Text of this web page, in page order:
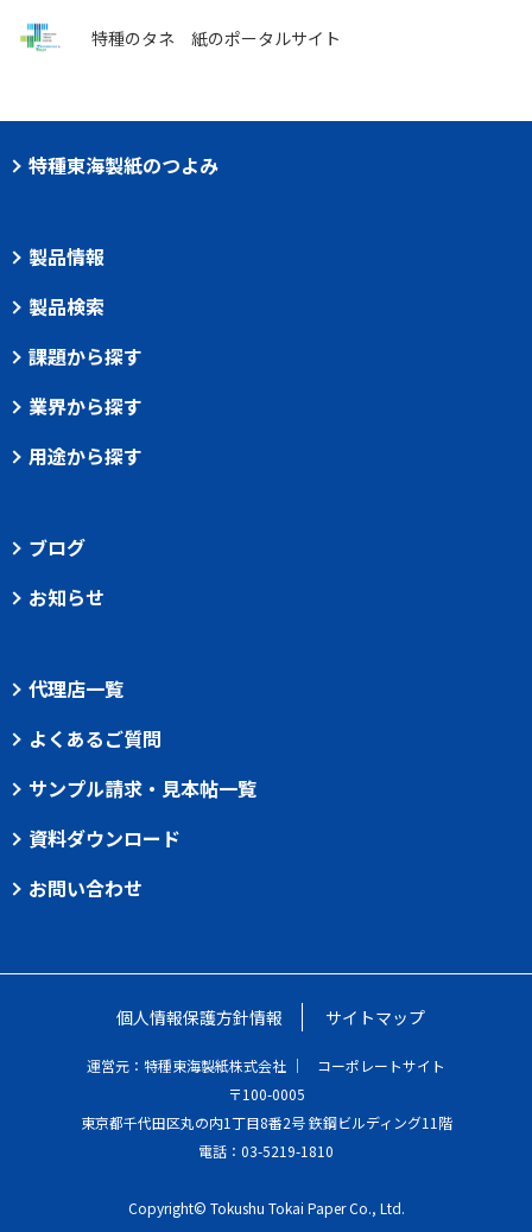
特種のタネ 紙のポータルサイト
特種東海製紙のつよみ
製品情報
製品検索
課題から探す
業界から探す
用途から探す
ブログ
お知らせ
代理店一覧
よくあるご質問
サンプル請求・見本帖一覧
資料ダウンロード
お問い合わせ
個人情報保護方針情報 サイトマップ
運営元：特種東海製紙株式会社 ｜
コーポレートサイト
〒100-0005
東京都千代田区丸の内1丁目8番2号 鉃鋼ビルディング11階
電話：03-5219-1810
Copyright© Tokushu Tokai Paper Co., Ltd.